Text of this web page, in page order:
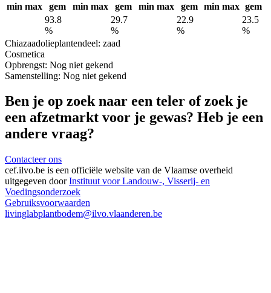
min max gem min max gem min max gem min max gem
93.8
%
29.7
%
22.9
%
23.5
%
Chiazaadolieplantendeel: zaad
Cosmetica
Opbrengst: Nog niet gekend
Samenstelling: Nog niet gekend
Ben je op zoek naar een teler of zoek je
een afzetmarkt voor je gewas? Heb je een
andere vraag?
Contacteer ons
cef.ilvo.be is een officiële website van de Vlaamse overheid
uitgegeven doorInstituut voor Landouw-, Visserij- en
Voedingsonderzoek
Gebruiksvoorwaarden
livinglabplantbodem@ilvo.vlaanderen.be